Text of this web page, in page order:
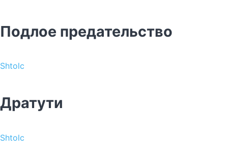
Подлое предательство
Shtolc
Дратути
Shtolc